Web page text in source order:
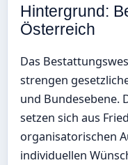
Hintergrund:
Österreich
Das
strengen
und Bundesebene.
setzen sich aus
organisatorischen
individuellen